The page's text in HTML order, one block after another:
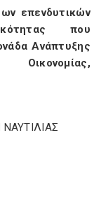
επενδυτικών
που
Ανάπτυξης